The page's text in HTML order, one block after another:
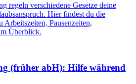
regeln verschiedene Gesetze deine
Hier findest du die
Arbeitszeiten, Pausenzeiten,
Überblick.
(früher abH): Hilfe während